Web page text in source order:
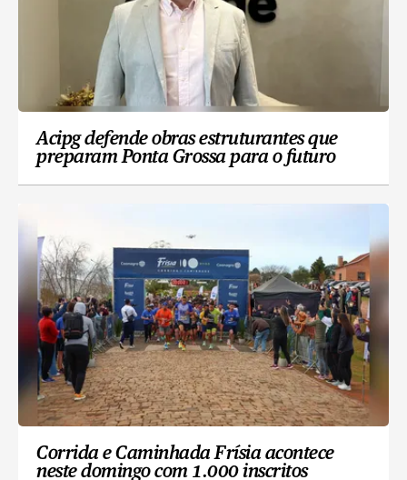
Acipg defende obras estruturantes que
preparam Ponta Grossa para o futuro
Corrida e Caminhada Frísia acontece
neste domingo com 1.000 inscritos